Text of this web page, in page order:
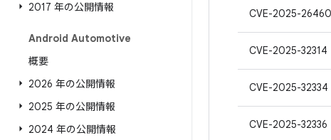
2017 年の公開情報
Android Automotive
概要
2026 年の公開情報
2025 年の公開情報
2024 年の公開情報
CVE-2025-26460
CVE-2025-32314
CVE-2025-32334
CVE-2025-32336